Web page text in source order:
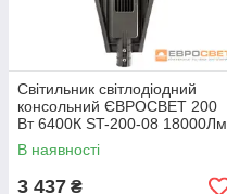
Світильник світлодіодний
консольний ЄВРОСВЕТ 200
Вт 6400К ST-200-08 18000Лм
IP65
В наявності
3 437 ₴